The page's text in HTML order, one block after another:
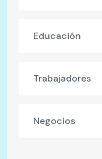
Educación
Trabajadores
Negocios